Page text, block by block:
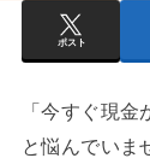
ポスト
「今すぐ現
と悩んでいま